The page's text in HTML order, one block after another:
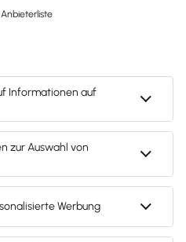
Office erfüllt die GoBD-
nachvollziehbare und
strengsten